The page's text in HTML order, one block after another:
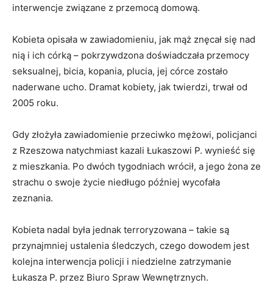
interwencje związane z przemocą domową.
Kobieta opisała w zawiadomieniu, jak mąż znęcał się nad
nią i ich córką – pokrzywdzona doświadczała przemocy
seksualnej, bicia, kopania, plucia, jej córce zostało
naderwane ucho. Dramat kobiety, jak twierdzi, trwał od
2005 roku.
Gdy złożyła zawiadomienie przeciwko mężowi, policjanci
z Rzeszowa natychmiast kazali Łukaszowi P. wynieść się
z mieszkania. Po dwóch tygodniach wrócił, a jego żona ze
strachu o swoje życie niedługo później wycofała
zeznania.
Kobieta nadal była jednak terroryzowana – takie są
przynajmniej ustalenia śledczych, czego dowodem jest
kolejna interwencja policji i niedzielne zatrzymanie
Łukasza P. przez Biuro Spraw Wewnętrznych.